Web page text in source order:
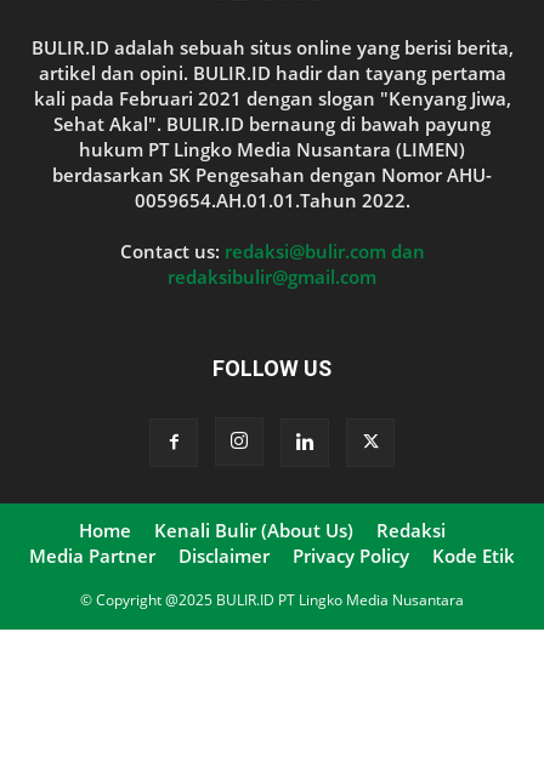
BULIR.ID adalah sebuah situs online yang berisi berita,
artikel dan opini. BULIR.ID hadir dan tayang pertama
kali pada Februari 2021 dengan slogan "Kenyang Jiwa,
Sehat Akal". BULIR.ID bernaung di bawah payung
hukum PT Lingko Media Nusantara (LIMEN)
berdasarkan SK Pengesahan dengan Nomor AHU-
0059654.AH.01.01.Tahun 2022.
Contact us: redaksi@bulir.com dan
redaksibulir@gmail.com
FOLLOW US
Home Kenali Bulir (About Us)
Redaksi
Media Partner
Disclaimer Privacy Policy Kode Etik
© Copyright @2025 BULIR.ID PT Lingko Media Nusantara